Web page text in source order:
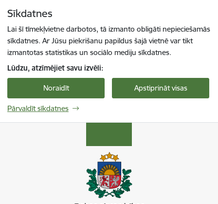
Sīkdatnes
Lai šī tīmekļvietne darbotos, tā izmanto obligāti nepieciešamās
sīkdatnes. Ar Jūsu piekrišanu papildus šajā vietnē var tikt
izmantotas statistikas un sociālo mediju sīkdatnes.
Lūdzu, atzīmējiet savu izvēli:
Noraidīt Apstiprināt visas
Pārvaldīt sīkdatnes